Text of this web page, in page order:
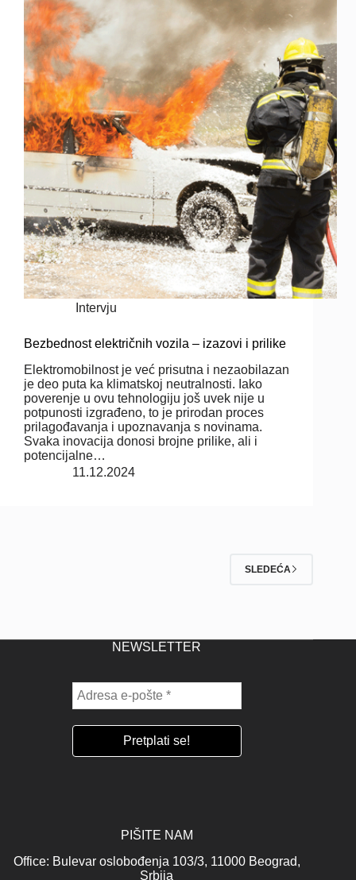
Intervju
Bezbednost električnih vozila – izazovi i prilike
Elektromobilnost je već prisutna i nezaobilazan
je deo puta ka klimatskoj neutralnosti. Iako
poverenje u ovu tehnologiju još uvek nije u
potpunosti izgrađeno, to je prirodan proces
prilagođavanja i upoznavanja s novinama.
Svaka inovacija donosi brojne prilike, ali i
potencijalne…
11.12.2024
SLEDEĆA
NEWSLETTER
PIŠITE NAM
Office: Bulevar oslobođenja 103/3, 11000 Beograd,
Srbija